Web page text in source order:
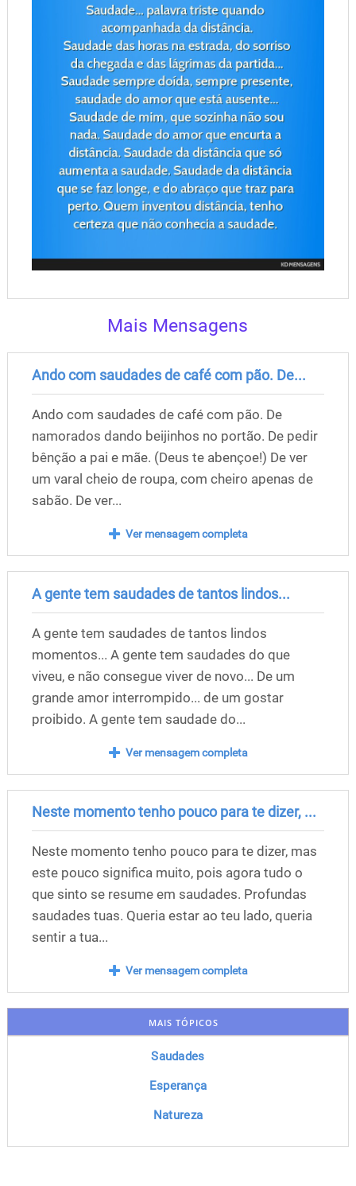
Mais Mensagens
Ando com saudades de café com pão. De...
Ando com saudades de café com pão. De
namorados dando beijinhos no portão. De pedir
bênção a pai e mãe. (Deus te abençoe!) De ver
um varal cheio de roupa, com cheiro apenas de
sabão. De ver...
Ver mensagem completa
A gente tem saudades de tantos lindos...
A gente tem saudades de tantos lindos
momentos... A gente tem saudades do que
viveu, e não consegue viver de novo... De um
grande amor interrompido... de um gostar
proibido. A gente tem saudade do...
Ver mensagem completa
Neste momento tenho pouco para te dizer, ...
Neste momento tenho pouco para te dizer, mas
este pouco significa muito, pois agora tudo o
que sinto se resume em saudades. Profundas
saudades tuas. Queria estar ao teu lado, queria
sentir a tua...
Ver mensagem completa
MAIS TÓPICOS
Saudades
Esperança
Natureza